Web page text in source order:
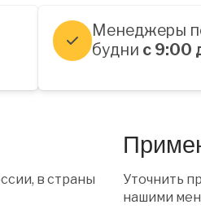
Менеджеры
будни с 9:00
в страны
Уточнить
нашими